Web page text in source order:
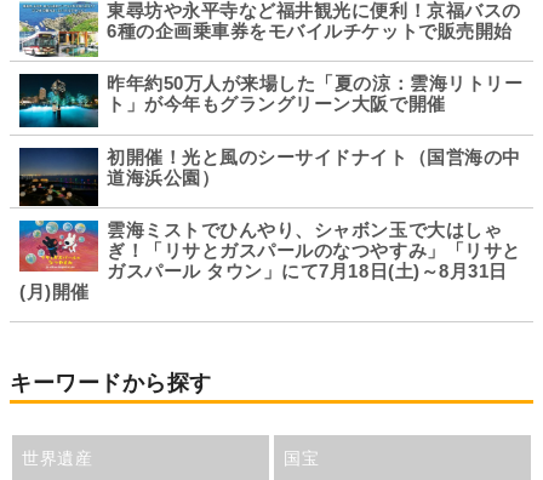
東尋坊や永平寺など福井観光に便利！京福バスの
6種の企画乗車券をモバイルチケットで販売開始
昨年約50万人が来場した「夏の涼：雲海リトリー
ト」が今年もグラングリーン大阪で開催
初開催！光と風のシーサイドナイト（国営海の中
道海浜公園）
雲海ミストでひんやり、シャボン玉で大はしゃ
ぎ！「リサとガスパールのなつやすみ」「リサと
ガスパール タウン」にて7月18日(土)～8月31日
(月)開催
キーワードから探す
世界遺産 国宝